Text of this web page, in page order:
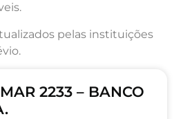
pelas instituições
2233 – BANCO